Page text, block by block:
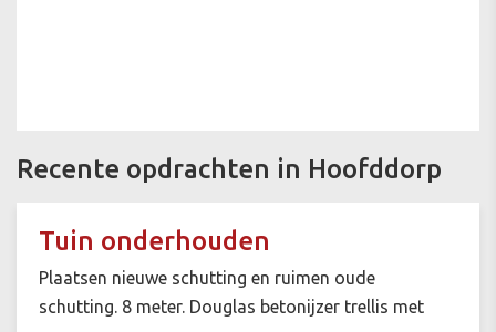
Recente opdrachten in Hoofddorp
Tuin onderhouden
Plaatsen nieuwe schutting en ruimen oude
schutting. 8 meter. Douglas betonijzer trellis met